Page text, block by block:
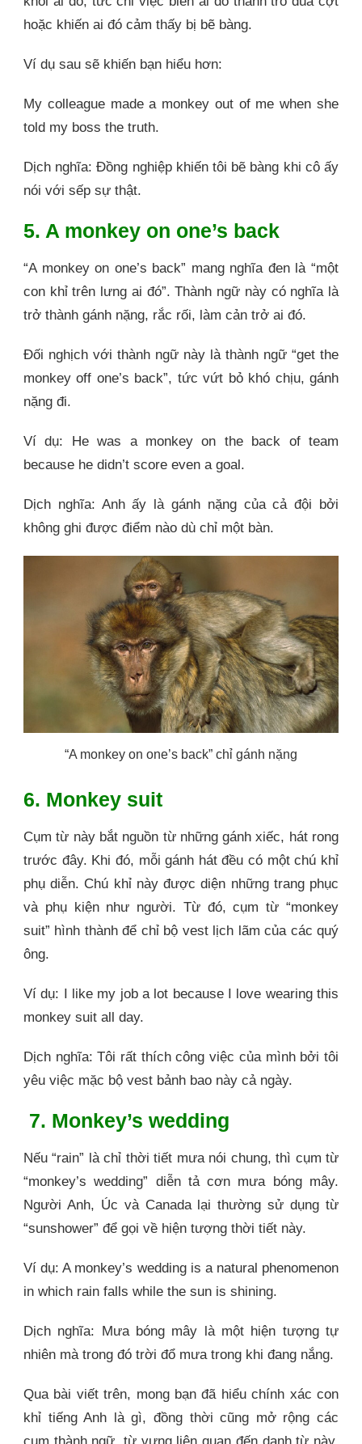
hoặc khiến ai đó cảm thấy bị bẽ bàng.
Ví dụ sau sẽ khiến bạn hiểu hơn:
My colleague made a monkey out of me when she
told my boss the truth.
Dịch nghĩa: Đồng nghiệp khiến tôi bẽ bàng khi cô ấy
nói với sếp sự thật.
5. A monkey on one’s back
“A monkey on one’s back” mang nghĩa đen là “một
con khỉ trên lưng ai đó”. Thành ngữ này có nghĩa là
trở thành gánh nặng, rắc rối, làm cản trở ai đó.
Đối nghịch với thành ngữ này là thành ngữ “get the
monkey off one’s back”, tức vứt bỏ khó chịu, gánh
nặng đi.
Ví dụ: He was a monkey on the back of team
because he didn’t score even a goal.
Dịch nghĩa: Anh ấy là gánh nặng của cả đội bởi
không ghi được điểm nào dù chỉ một bàn.
“A monkey on one’s back” chỉ gánh nặng
6. Monkey suit
Cụm từ này bắt nguồn từ những gánh xiếc, hát rong
trước đây. Khi đó, mỗi gánh hát đều có một chú khỉ
phụ diễn. Chú khỉ này được diện những trang phục
và phụ kiện như người. Từ đó, cụm từ “monkey
suit” hình thành để chỉ bộ vest lịch lãm của các quý
ông.
Ví dụ: I like my job a lot because I love wearing this
monkey suit all day.
Dịch nghĩa: Tôi rất thích công việc của mình bởi tôi
yêu việc mặc bộ vest bảnh bao này cả ngày.
7. Monkey’s wedding
Nếu “rain” là chỉ thời tiết mưa nói chung, thì cụm từ
“monkey’s wedding” diễn tả cơn mưa bóng mây.
Người Anh, Úc và Canada lại thường sử dụng từ
“sunshower” để gọi về hiện tượng thời tiết này.
Ví dụ: A monkey’s wedding is a natural phenomenon
in which rain falls while the sun is shining.
Dịch nghĩa: Mưa bóng mây là một hiện tượng tự
nhiên mà trong đó trời đổ mưa trong khi đang nắng.
Qua bài viết trên, mong bạn đã hiểu chính xác con
khỉ tiếng Anh là gì, đồng thời cũng mở rộng các